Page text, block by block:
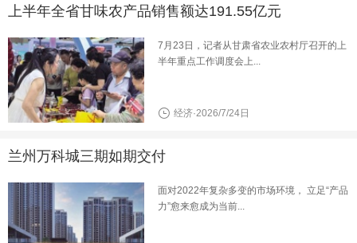
上半年全省甘味农产品销售额达191.55亿元
7月23日，记者从甘肃省农业农村厅召开的上
半年重点工作调度会上...
经济·2026/7/24日
兰州万科城三期如期交付
面对2022年复杂多变的市场环境， 立足“产品
力”愈来愈成为当前...